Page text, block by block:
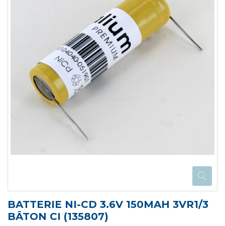
BATTERIE NI-CD 3.6V 150MAH 3VR1/3
BÂTON CI (135807)